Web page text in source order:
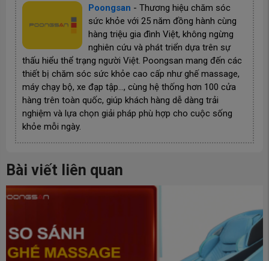
Poongsan - Thương hiệu chăm sóc
sức khỏe với 25 năm đồng hành cùng
hàng triệu gia đình Việt, không ngừng
nghiên cứu và phát triển dựa trên sự
thấu hiểu thể trạng người Việt. Poongsan mang đến các
thiết bị chăm sóc sức khỏe cao cấp như ghế massage,
máy chạy bộ, xe đạp tập…, cùng hệ thống hơn 100 cửa
hàng trên toàn quốc, giúp khách hàng dễ dàng trải
nghiệm và lựa chọn giải pháp phù hợp cho cuộc sống
khỏe mỗi ngày.
Bài viết liên quan